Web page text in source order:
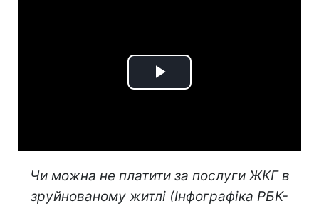
Play
Чи можна не платити за послуги ЖКГ в
зруйнованому житлі (Інфографіка РБК-